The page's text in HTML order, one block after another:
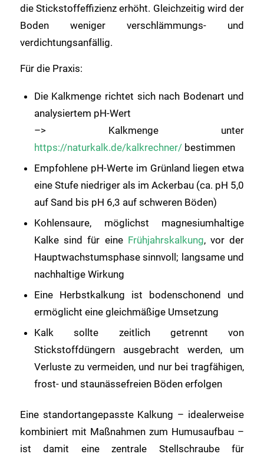
die Stickstoffeffizienz erhöht. Gleichzeitig wird der
Boden weniger verschlämmungs- und
verdichtungsanfällig.
Für die Praxis:
Die Kalkmenge richtet sich nach Bodenart und
analysiertem pH-Wert
–> Kalkmenge unter
https://naturkalk.de/kalkrechner/bestimmen
Empfohlene pH-Werte im Grünland liegen etwa
eine Stufe niedriger als im Ackerbau (ca. pH 5,0
auf Sand bis pH 6,3 auf schweren Böden)
Kohlensaure, möglichst magnesiumhaltige
Kalke sind für eine Frühjahrskalkung, vor der
Hauptwachstumsphase sinnvoll; langsame und
nachhaltige Wirkung
Eine Herbstkalkung ist bodenschonend und
ermöglicht eine gleichmäßige Umsetzung
Kalk sollte zeitlich getrennt von
Stickstoffdüngern ausgebracht werden, um
Verluste zu vermeiden, und nur bei tragfähigen,
frost- und staunässefreien Böden erfolgen
Eine standortangepasste Kalkung – idealerweise
kombiniert mit Maßnahmen zum Humusaufbau –
ist damit eine zentrale Stellschraube für